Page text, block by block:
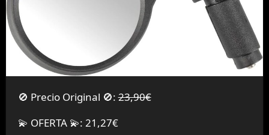
🚫 Precio Original 🚫:23,90€
💫 OFERTA 💫: 21,27€